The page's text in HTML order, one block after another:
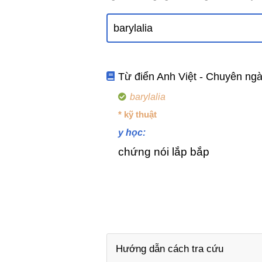
Từ điển Anh Việt - Chuyên
barylalia
* kỹ thuật
y học:
chứng nói lắp bắp
Hướng dẫn cách tra cứu